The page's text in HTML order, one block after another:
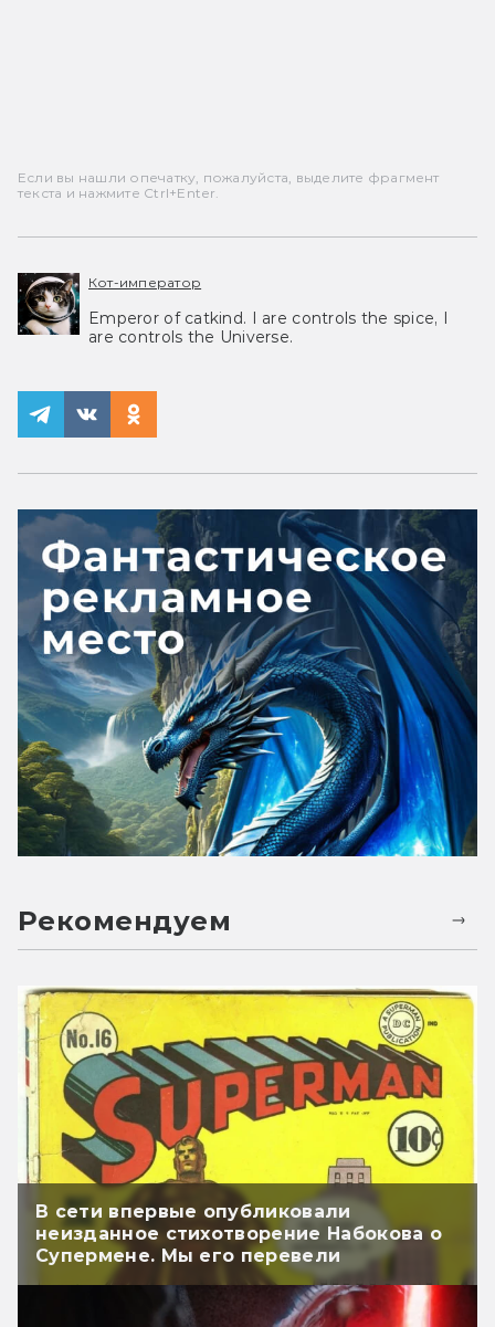
Если вы нашли опечатку, пожалуйста, выделите фрагмент
текста и нажмите Ctrl+Enter.
Кот-император
Emperor of catkind. I are controls the spice, I
are controls the Universe.
Рекомендуем
В сети впервые опубликовали
неизданное стихотворение Набокова о
Супермене. Мы его перевели